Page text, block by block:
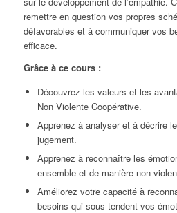
remettre en question vos propres
défavorables et à communiquer vos
efficace.
Grâce à ce cours :
Découvrez les valeurs et les
Non Violente Coopérative.
Apprenez à analyser et à décrire
jugement.
Apprenez à reconnaître les
ensemble et de manière non
Améliorez votre capacité à
besoins qui sous-tendent vos